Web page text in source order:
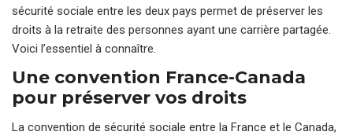
sécurité sociale entre les deux pays permet de préserver les
droits à la retraite des personnes ayant une carrière partagée.
Voici l’essentiel à connaître.
Une convention France-Canada
pour préserver vos droits
La convention de sécurité sociale entre la France et le Canada,